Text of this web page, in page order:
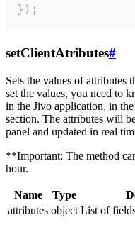
});
setClientAtributes#
Sets the values ​​of attributes
set the values, you need to
in the Jivo application, in
section. The attributes will
panel and updated in real
**Important: The method
hour.
Name Type
attributes object List of